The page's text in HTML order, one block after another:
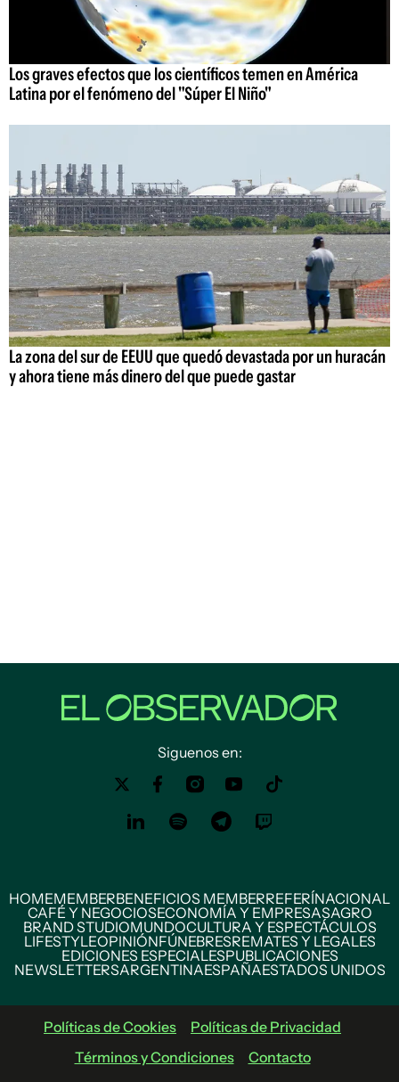
Los graves efectos que los científicos temen en América
Latina por el fenómeno del "Súper El Niño"
La zona del sur de EEUU que quedó devastada por un huracán
y ahora tiene más dinero del que puede gastar
Siguenos en:
HOMEMEMBERBENEFICIOS MEMBERREFERÍNACIONAL
CAFÉ Y NEGOCIOSECONOMÍA Y EMPRESASAGRO
BRAND STUDIOMUNDOCULTURA Y ESPECTÁCULOS
LIFESTYLEOPINIÓNFÚNEBRESREMATES Y LEGALES
EDICIONES ESPECIALESPUBLICACIONES
NEWSLETTERSARGENTINAESPAÑAESTADOS UNIDOS
Políticas de Cookies
Políticas de Privacidad
Términos y Condiciones
Contacto